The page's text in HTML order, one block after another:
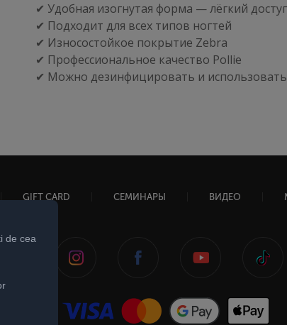
✔ Удобная изогнутая форма — лёгкий
✔ Подходит для всех типов ногтей
✔ Износостойкое покрытие Zebra
✔ Профессиональное качество Pollie
✔ Можно дезинфицировать и
GIFT CARD СЕМИНАРЫ ВИДЕО
de cea